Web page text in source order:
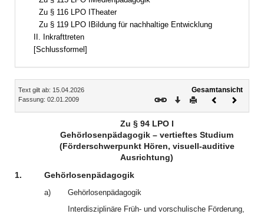
Zu § 116 LPO ITheater
Zu § 119 LPO IBildung für nachhaltige Entwicklung
II. Inkrafttreten
[Schlussformel]
Inhalt
Text gilt ab: 15.04.2026
Fassung: 02.01.2009
Gesamtansicht
Download
DruckenVorheriges
Zu § 94 LPO I
Gehörlosenpädagogik – vertieftes Studium
(Förderschwerpunkt Hören, visuell-auditive
Ausrichtung)
1.
Gehörlosenpädagogik
a)
Gehörlosenpädagogik
Interdisziplinäre Früh- und vorschulische Förderung,